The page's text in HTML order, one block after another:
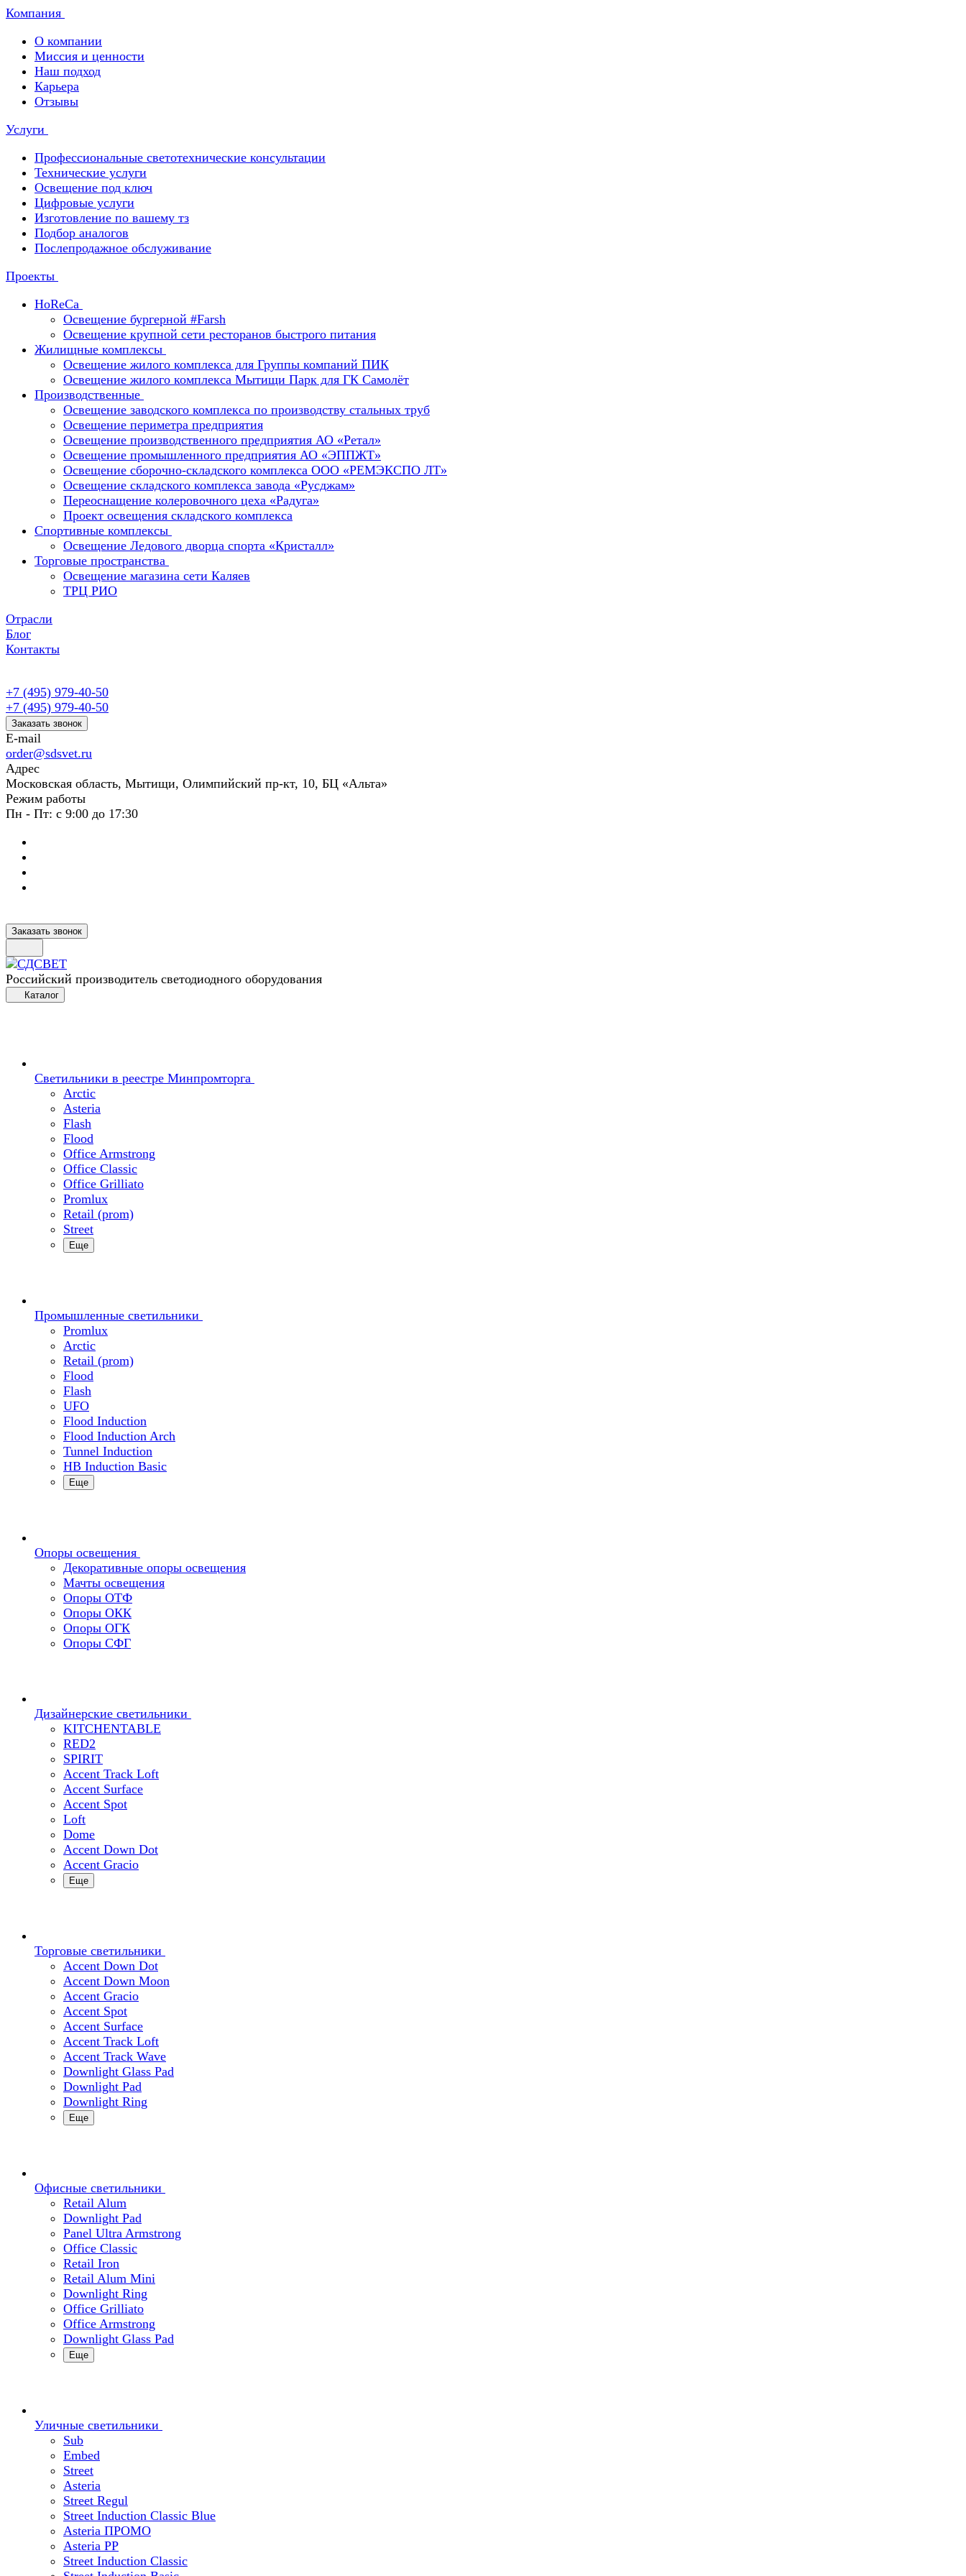
Компания
О компании
Миссия и ценности
Наш подход
Карьера
Отзывы
Услуги
Профессиональные светотехнические консультации
Технические услуги
Освещение под ключ
Цифровые услуги
Изготовление по вашему тз
Подбор аналогов
Послепродажное обслуживание
Проекты
HoReCa
Освещение бургерной #Farsh
Освещение крупной сети ресторанов быстрого питания
Жилищные комплексы
Освещение жилого комплекса для Группы компаний ПИК
Освещение жилого комплекса Мытищи Парк для ГК Самолёт
Производственные
Освещение заводского комплекса по производству стальных труб
Освещение периметра предприятия
Освещение производственного предприятия АО «Ретал»
Освещение промышленного предприятия АО «ЭППЖТ»
Освещение сборочно-складского комплекса ООО «РЕМЭКСПО ЛТ»
Освещение складского комплекса завода «Русджам»
Переоснащение колеровочного цеха «Радуга»
Проект освещения складского комплекса
Спортивные комплексы
Освещение Ледового дворца спорта «Кристалл»
Торговые пространства
Освещение магазина сети Каляев
ТРЦ РИО
Отрасли
Блог
Контакты
+7 (495) 979-40-50
+7 (495) 979-40-50
Заказать звонок
E-mail
order@sdsvet.ru
Адрес
Московская область, Мытищи, Олимпийский пр-кт, 10, БЦ «Альта»
Режим работы
Пн - Пт: с 9:00 до 17:30
Заказать звонок
Российский производитель светодиодного оборудования
Каталог
Светильники в реестре Минпромторга
Arctic
Asteria
Flash
Flood
Office Armstrong
Office Classic
Office Grilliato
Promlux
Retail (prom)
Street
Еще
Промышленные светильники
Promlux
Arctic
Retail (prom)
Flood
Flash
UFO
Flood Induction
Flood Induction Arch
Tunnel Induction
HB Induction Basic
Еще
Опоры освещения
Декоративные опоры освещения
Мачты освещения
Опоры ОТФ
Опоры ОКК
Опоры ОГК
Опоры СФГ
Дизайнерские светильники
KITCHENTABLE
RED2
SPIRIT
Accent Track Loft
Accent Surface
Accent Spot
Loft
Dome
Accent Down Dot
Accent Gracio
Еще
Торговые светильники
Accent Down Dot
Accent Down Moon
Accent Gracio
Accent Spot
Accent Surface
Accent Track Loft
Accent Track Wave
Downlight Glass Pad
Downlight Pad
Downlight Ring
Еще
Офисные светильники
Retail Alum
Downlight Pad
Panel Ultra Armstrong
Office Classic
Retail Iron
Retail Alum Mini
Downlight Ring
Office Grilliato
Office Armstrong
Downlight Glass Pad
Еще
Уличные светильники
Sub
Embed
Street
Asteria
Street Regul
Street Induction Classic Blue
Asteria ПРОМО
Asteria PP
Street Induction Classic